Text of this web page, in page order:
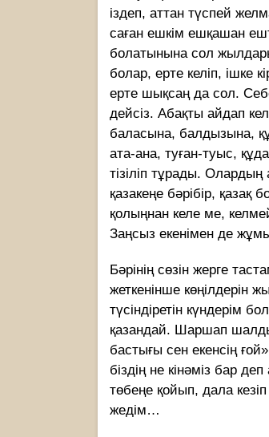
іздеп, аттан түспей
саған ешкім ешқашан
болатынына сол
болар, ерте келіп, ішке
ерте шықсаң да сол.
дейсіз. Абақты айдап
баласына, балдызына,
ата-ана, туған-туыс,
тізіліп тұрады. Олардың
қазакеңе бәрібір,
қолыңнан келе ме,
Заңсыз екенімен де
Бәрінің сөзін жерге
жеткенінше көңілдерін
түсіндіретін күндерім
қазандай. Шаршап
бастығы сен екенсің
біздің не кінәміз бар
төбеңе қойып, дала
жедім…